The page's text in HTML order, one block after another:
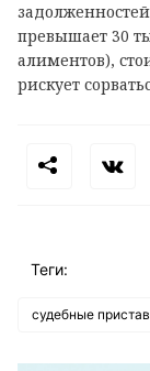
превышает 30
алиментов),
рискует
Теги:
судебные